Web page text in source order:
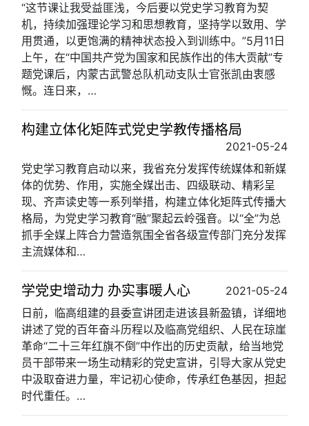
“这节课让我受益匪浅，今后要以党史学习教育为契
机，持续加强理论学习和思想教育，坚持学以致用、学
用贯通，以更饱满的精神状态投入到训练中。”5月11日
上午，在“中国共产党为国家和民族作出的伟大贡献”专
题党课后，内蒙古武警总队机动支队士官张凯由衷感
慨。连日来，…
构建立体化矩阵式党史学教传播格局
2021-05-24
党史学习教育启动以来，我省充分发挥传统媒体和新媒
体的优势、作用，实施全媒出击、四级联动、精彩呈
现、齐声读史等一系列举措，构建立体化矩阵式传播大
格局，为党史学习教育“融”聚起云岭强音。以“全”为总
抓手全媒上阵合力营造氛围全省各级宣传部门充分发挥
主流媒体和…
学党史增动力 办实事暖人心
2021-05-24
日前，临高组建的县委宣讲团走进该县新盈镇，详细地
讲述了党的百年奋斗历程以及临高党组织、人民在琼崖
革命“二十三年红旗不倒”中作出的历史贡献，给当地党
员干部带来一场生动精彩的党史宣讲，引导大家从党史
中汲取奋进力量，牢记初心使命，传承红色基因，担起
时代重任。…